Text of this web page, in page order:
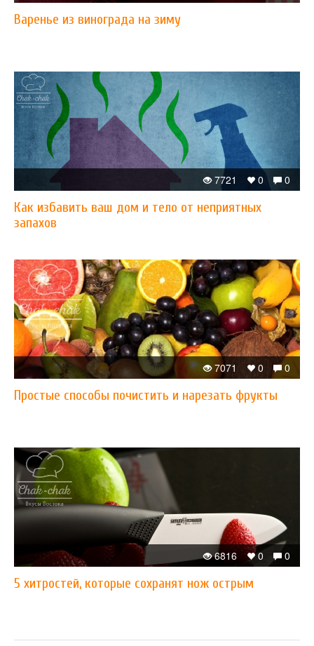
Варенье из винограда на зиму
0
0
7721
Как избавить ваш дом и тело от неприятных
запахов
0
0
7071
Простые способы почистить и нарезать фрукты
0
0
6816
5 хитростей, которые сохранят нож острым